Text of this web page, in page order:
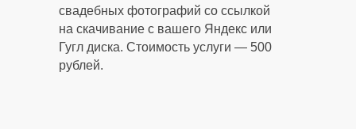
свадебных фотографий со ссылкой
на скачивание с вашего Яндекс или
Гугл диска. Стоимость услуги — 500
рублей.